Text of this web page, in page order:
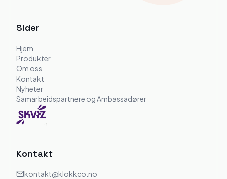
Sider
Hjem
Produkter
Om oss
Kontakt
Nyheter
Samarbeidspartnere og Ambassadører
Kontakt
kontakt@klokkco.no